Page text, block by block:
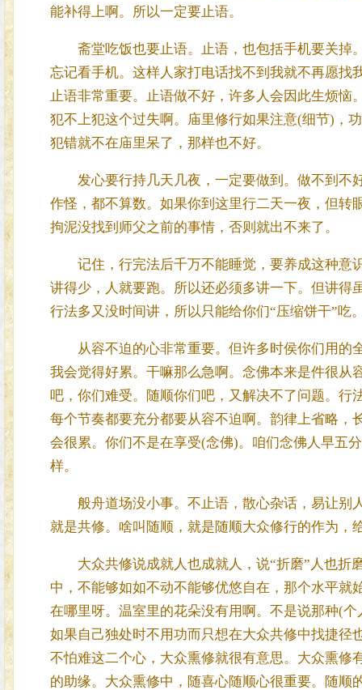
能补得上啊。所以一定要止语。
斋堂吃饭也要止语。止语，也包括手机要关掉
忘记看手机。这样人家打电话找不到我就不再愿找
止语非常重要。止语做不好，许多人会因此生烦恼
犯不上犯这个过失啊。庙里修行如果注意(细节)，
犯错就不在庙里呆了，那样也不好。
发心要行持几天几夜，一定要做到。做不到不
作怪，都不算数。如果你到这里行二天一夜，但
拘泥没找到师父之前的事情，否则就出不来了。
记住，行完法后千万不能睡觉，要养成这种意
讲得少，人就要跑。所以还必须多讲一下。但讲得
行法多又没时间讲，所以只能给你们“压缩饼干”吃
从容不迫的心非常重要。但许多时侯你们用的
我会觉得好累。干嘛那么急啊。念佛本来是件很从
吧，你们难受。随顺你们吧，又解决不了问题。
每个节奏都要充分都要从容不迫啊。韵律上省略，
会很累。你们不是在享受(念佛)。咱们念佛人早五
样。
般舟道场没小事。不止语，散心杂话，易让别
就是共修。啥叫随顺，就是随顺大众修行的作为，
大众共修说成就人也成就人，说“折磨”人也折
中，不能够如如不动不能够优悠自在，那个水平
在哪里呀。温室里的花朵没有用啊。不是说那种(
如果自己独处时不用功而只想在大众共修中找捷径
不怕难这二个心，大众熏修就很有意思。大众熏修
的助缘。大众熏修中，随喜心随顺心很重要。随